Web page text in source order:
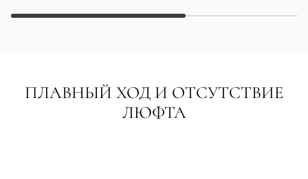
ПЛАВНЫЙ ХОД И ОТСУТСТВИЕ
ЛЮФТА